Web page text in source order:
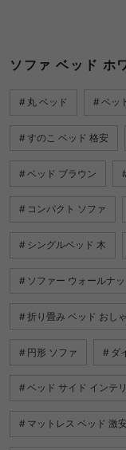
ソファ ベッド ホ
丸 ベッド ベッ
すのこ ベッド 格安
ベッド ブラウン
コンパクト ソファ
シングルベッド 木
ソファー ウォールナッ
折り畳み ベッド おし
円形 ソファ ダ
ベッド サイド インテ
マットレス ベッド 激安